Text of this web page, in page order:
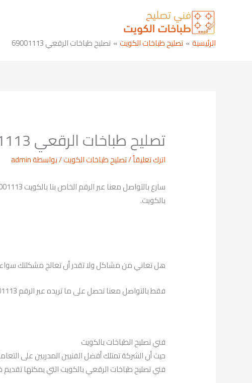
الرئيسية
تصليح طباخات الكويت تصليح طباخات الرقعي 69001113
تصليح طباخات الرقعي 69001113
اترك تعليقاً/تصليح طباخات الكويت/ بواسطةadmin
بالكويت.
هل تعاني من مشاكل ولا تقدر أن تعالج مشكلتك سواء
فقط بالتواصل معنا تحصل على ما تريده عبر الرقم 69001113، في جميع المناطق والأماكن بالكويت.
فني تصليح الطباخات بالكويت
حيث أن الشركة تمتلك أفضل الفنيين المدربين على
فني تصليح طباخات الرقعي بالكويت التي يمكنها تقديم